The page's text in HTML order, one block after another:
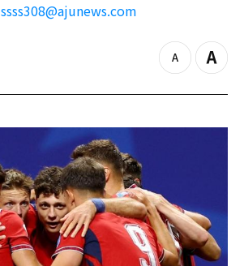
ssss308@ajunews.com
z
o
o
Z
o
i